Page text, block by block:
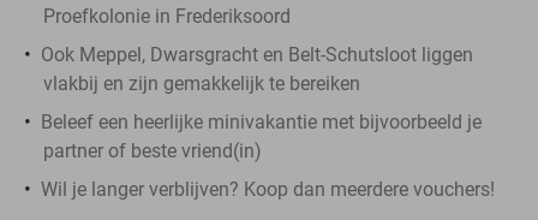
Proefkolonie in Frederiksoord
Ook Meppel, Dwarsgracht en Belt-Schutsloot liggen
vlakbij en zijn gemakkelijk te bereiken
Beleef een heerlijke minivakantie met bijvoorbeeld je
partner of beste vriend(in)
Wil je langer verblijven? Koop dan meerdere vouchers!